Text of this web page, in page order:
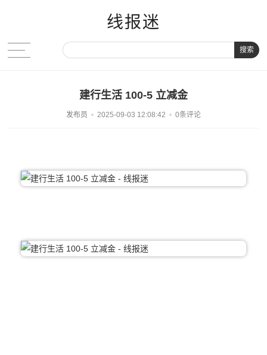
线报迷
搜索
建行生活 100-5 立减金
发布员 2025-09-03 12:08:42 0条评论